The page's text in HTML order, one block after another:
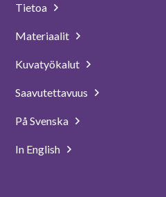
Tietoa
Materiaalit
Kuvatyökalut
Saavutettavuus
På Svenska
In English